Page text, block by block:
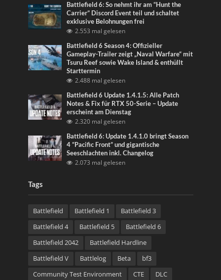
Battlefield 6: So nehmt ihr am “Hunt the
Carrier” Discord Event teil und schaltet
exklusive Belohnungen frei
2.553 mal gelesen
Battlefield 6 Season 4: Offizieller
Gameplay-Trailer zeigt „Naval Warfare“ mit
Tsuru Reef sowie Wake Island & enthüllt
Starttermin
2.488 mal gelesen
Battlefield 6 Update 1.4.1.5: Alle Patch
Notes & Fix für RTX 50-Serie – Update
erscheint am Dienstag
2.320 mal gelesen
Battlefield 6: Update 1.4.1.0 bringt Season
4 “Pacific Front” und gigantische
Seeschlachten inkl. Changelog
2.073 mal gelesen
Tags
Battlefield Battlefield 1
Battlefield 3
Battlefield 4
Battlefield 5
Battlefield 6
Battlefield 2042
Battlefield Hardline
Battlefield V
Battlelog Beta
bf3
Community Test Environment
CTE
DLC